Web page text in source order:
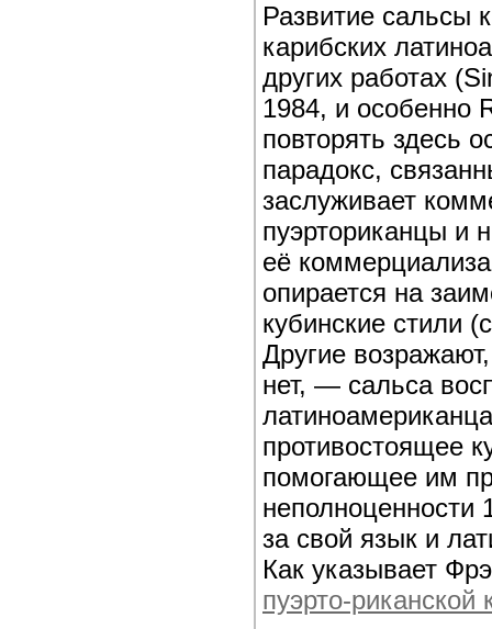
Развитие сальсы
карибских
других работах
1984, и особенно
повторять здесь
парадокс,
заслуживает
пуэрториканцы и
её
опирается на
кубинские стили
Другие
нет, — сальса
противостоящее
помогающее им
неполноценности
за свой язык и
Как указывает
пуэрто-риканской